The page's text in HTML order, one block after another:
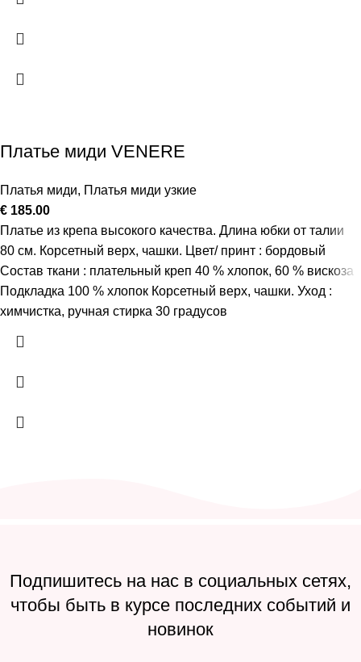
Платье миди VENERE
Платья миди, Платья миди узкие
€ 185.00
Платье из крепа высокого качества. Длина юбки от талии
80 см. Корсетный верх, чашки. Цвет/ принт : бордовый
Состав ткани : плательный креп 40 % хлопок, 60 % вискоза
Подкладка 100 % хлопок Корсетный верх, чашки. Уход :
химчистка, ручная стирка 30 градусов
Подпишитесь на нас в социальных сетях,
чтобы быть в курсе последних событий и
новинок